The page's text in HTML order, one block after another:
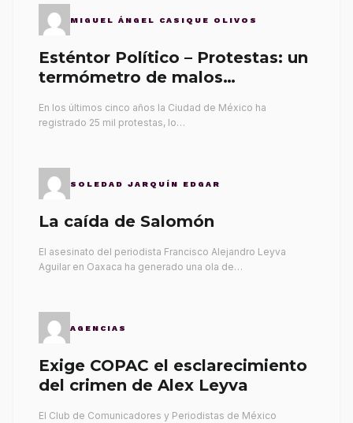
MIGUEL ÁNGEL CASIQUE OLIVOS
Esténtor Político – Protestas: un
termómetro de malos
En los últimos cinco años la Ciudad de México ha
registrado 25 mil protestas, lo…
SOLEDAD JARQUÍN EDGAR
La caída de Salomón
El asesinato del periodista Francisco Alejandro Leyva
Aguilar en Oaxaca ha generado una ola de…
AGENCIAS
Exige COPAC el esclarecimiento
del crimen de Alex Leyva
El Club de Comunicadores y Periodistas de México